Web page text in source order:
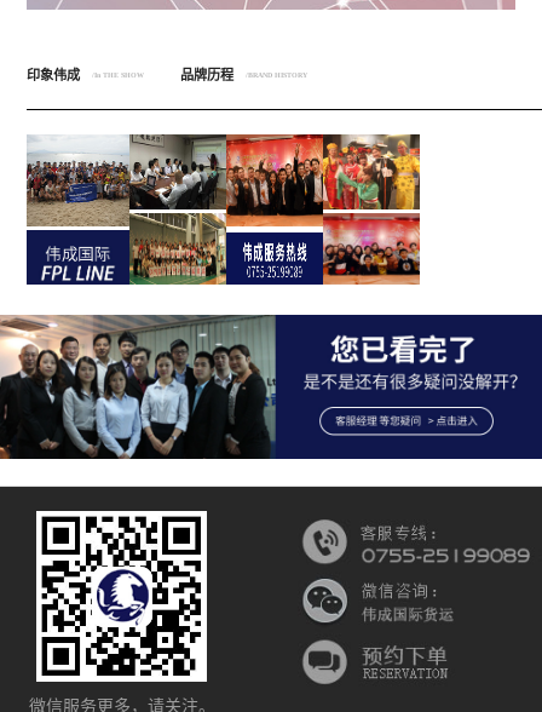
印象伟成 /In THE SHOW 品牌历程 /BRAND HISTORY
微信服务更多，请关注。